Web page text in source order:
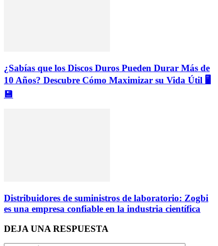
¿Sabías que los Discos Duros Pueden Durar Más de
10 Años? Descubre Cómo Maximizar su Vida Útil 🖥️
💾
Distribuidores de suministros de laboratorio: Zogbi
es una empresa confiable en la industria científica
DEJA UNA RESPUESTA